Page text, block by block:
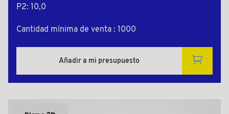
P2: 10,0
Cantidad mínima de venta : 1000
Añadir a mi presupuesto